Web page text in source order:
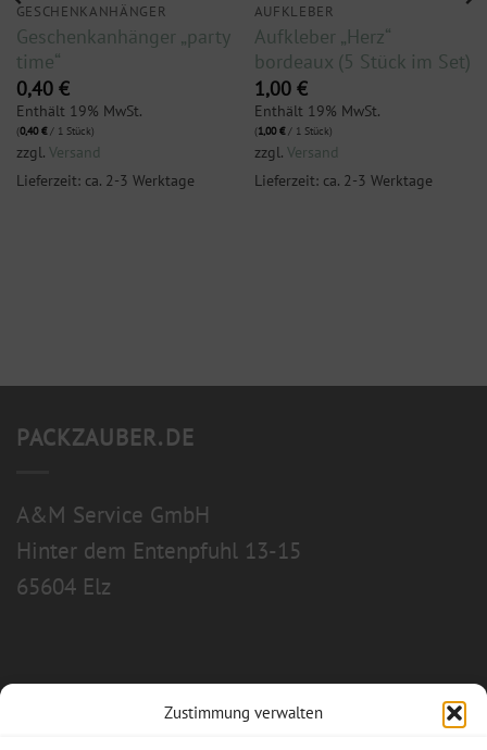
Zustimmung verwalten
GESCHENKANHÄNGER
Geschenkanhänger „party
time“
0,40 €
Enthält 19% MwSt.
(0,40€/ 1 Stück)
zzgl. Versand
Lieferzeit: ca. 2-3 Werktage
AUFKLEBER
Aufkleber „Herz“
bordeaux (5 Stück im Set)
1,00 €
Enthält 19% MwSt.
(1,00€/ 1 Stück)
zzgl. Versand
Lieferzeit: ca. 2-3 Werktage
PACKZAUBER.DE
A&M Service GmbH
Hinter dem Entenpfuhl 13-15
65604 Elz
Allgemeine Geschäftsbedingungen